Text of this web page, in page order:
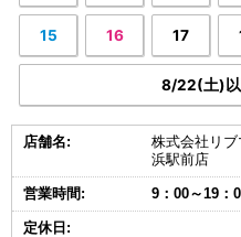
15 16 17
8/22(土)以
店舗名:
株式会社リ
浜駅前店
営業時間: 9：00～19：
定休日: